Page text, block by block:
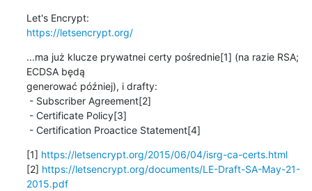
https://letsencrypt.org/
...ma już klucze prywatnei certy pośrednie[1] (na razie RSA;
ECDSA będą
generować później), i drafty:
- Certification Proactice Statement[4]
[1] https://letsencrypt.org/2015/06/04/isrg-ca-certs.html
[2] https://letsencrypt.org/documents/LE-Draft-SA-May-21-
2015.pdf